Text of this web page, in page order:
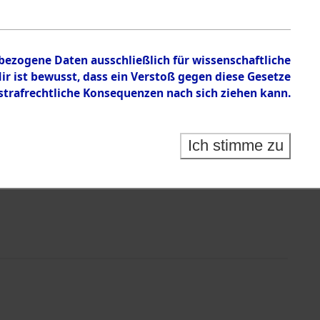
Daten ausschließlich für wissenschaftliche
bewusst, dass ein Verstoß gegen diese Gesetze
Konsequenzen nach sich ziehen kann.
Ich stimme zu